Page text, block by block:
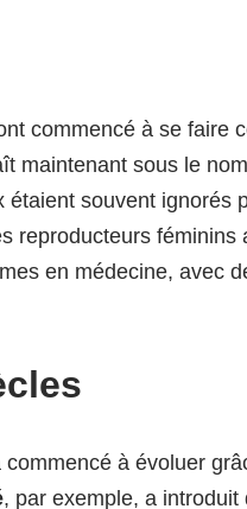
commencé à se faire
maintenant sous le
étaient souvent ignorés
reproducteurs féminins
en médecine, avec
commencé à évoluer
, par exemple, a introduit